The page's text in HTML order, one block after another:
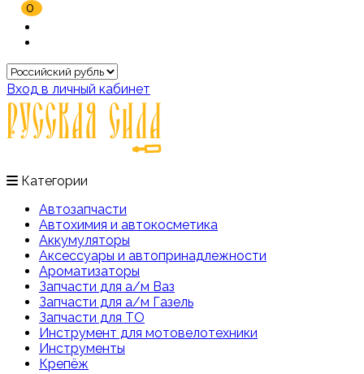
Вход в личный кабинет
Категории
Автозапчасти
Автохимия и автокосметика
Аккумуляторы
Аксессуары и автопринадлежности
Ароматизаторы
Запчасти для а/м Ваз
Запчасти для а/м Газель
Запчасти для ТО
Инструмент для мотовелотехники
Инструменты
Крепёж
0